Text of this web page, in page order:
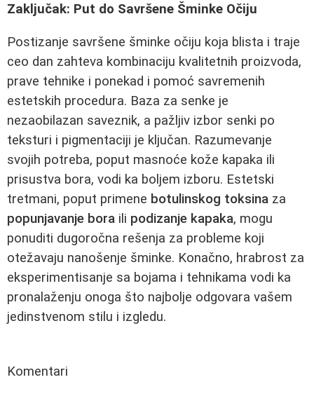
Zaključak: Put do Savršene Šminke Očiju
Postizanje savršene šminke očiju koja blista i traje
ceo dan zahteva kombinaciju kvalitetnih proizvoda,
prave tehnike i ponekad i pomoć savremenih
estetskih procedura. Baza za senke je
nezaobilazan saveznik, a pažljiv izbor senki po
teksturi i pigmentaciji je ključan. Razumevanje
svojih potreba, poput masnoće kože kapaka ili
prisustva bora, vodi ka boljem izboru. Estetski
tretmani, poput primene botulinskog toksina za
popunjavanje bora ili podizanje kapaka, mogu
ponuditi dugoročna rešenja za probleme koji
otežavaju nanošenje šminke. Konačno, hrabrost za
eksperimentisanje sa bojama i tehnikama vodi ka
pronalaženju onoga što najbolje odgovara vašem
jedinstvenom stilu i izgledu.
Komentari